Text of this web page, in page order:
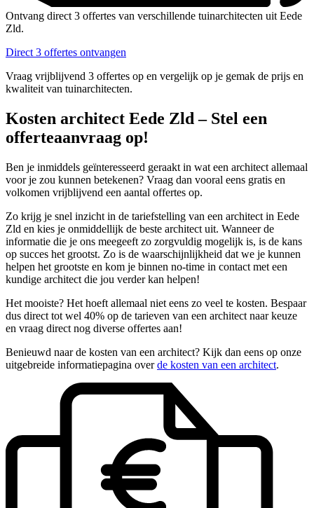
Ontvang direct 3 offertes van verschillende tuinarchitecten uit Eede
Zld.
Direct 3 offertes ontvangen
Vraag vrijblijvend 3 offertes op en vergelijk op je gemak de prijs en
kwaliteit van tuinarchitecten.
Kosten architect Eede Zld – Stel een
offerteaanvraag op!
Ben je inmiddels geïnteresseerd geraakt in wat een architect allemaal
voor je zou kunnen betekenen? Vraag dan vooral eens gratis en
volkomen vrijblijvend een aantal offertes op.
Zo krijg je snel inzicht in de tariefstelling van een architect in Eede
Zld en kies je onmiddellijk de beste architect uit. Wanneer de
informatie die je ons meegeeft zo zorgvuldig mogelijk is, is de kans
op succes het grootst. Zo is de waarschijnlijkheid dat we je kunnen
helpen het grootste en kom je binnen no-time in contact met een
kundige architect die jou verder kan helpen!
Het mooiste? Het hoeft allemaal niet eens zo veel te kosten. Bespaar
dus direct tot wel 40% op de tarieven van een architect naar keuze
en vraag direct nog diverse offertes aan!
Benieuwd naar de kosten van een architect? Kijk dan eens op onze
uitgebreide informatiepagina overde kosten van een architect.